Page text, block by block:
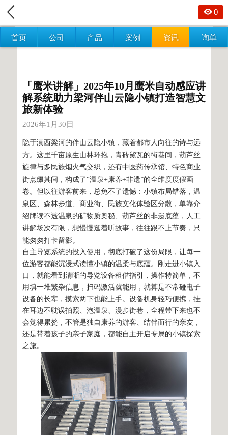
首页 公司 产品 案例 资讯 询单
0
「鹰米讲解」2025年10月鹰米自动感应讲
解系统助力梁河伴山云隐小镇打造智慧文
旅新体验
2026年1月30日
隐于滇西梁河的伴山云隐小镇，藏着都市人向往的诗与远
方。这里千亩原生山林环抱，青砖黛瓦的街巷间，葫芦丝
旋律与多民族烟火气交织，还有中医药传承馆、特色商业
街点缀其间，构成了“温泉+康养+非遗”的全维度度假画
卷。但以往游客前来，总免不了遗憾：小镇布局错落，温
泉区、森林步道、商业街、民族文化体验区分散，单靠介
绍牌读不透温泉的矿物质奥秘、葫芦丝的非遗底蕴，人工
讲解场次有限，想慢慢逛着听故事，往往跟不上节奏，只
能匆匆打卡留影。
自主导览系统的投入使用，彻底打破了这份局限，让每一
位游客都能沉浸式读懂小镇的温柔与底蕴。刚走进小镇入
口，就能看到清晰的导览设备租借指引，操作特简单，不
用填一堆繁杂信息，扫码激活就能用，就算是不常碰电子
设备的长辈，摸索两下也能上手。设备机身轻巧便携，挂
在耳边不耽误拍照、泡温泉、漫步街巷，全程带下来也不
会觉得累赘，不管是独自康养的游客、结伴而行的亲友，
还是带着孩子的亲子家庭，都能自主开启专属的小镇探索
之旅。